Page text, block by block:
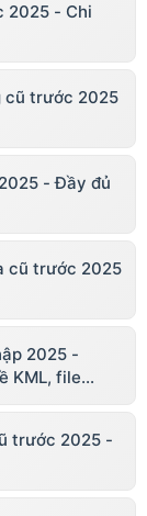
2025 - Chi
cũ trước 2025
- Đầy đủ
cũ trước 2025
2025 -
KML, file
trước 2025 -